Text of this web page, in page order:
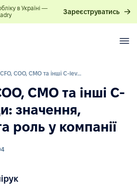
в Україні —
Зареєструватись
CEO, CFO, COO, CMO та інші C-level посади: значення, обов'язки та роль у компанії
CMO та інші C-
значення,
роль у компанії